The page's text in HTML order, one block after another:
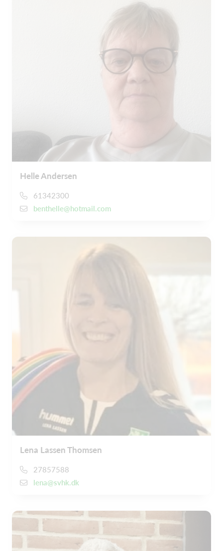
Helle Andersen
61342300
benthelle@hotmail.com
Lena Lassen Thomsen
27857588
lena@svhk.dk